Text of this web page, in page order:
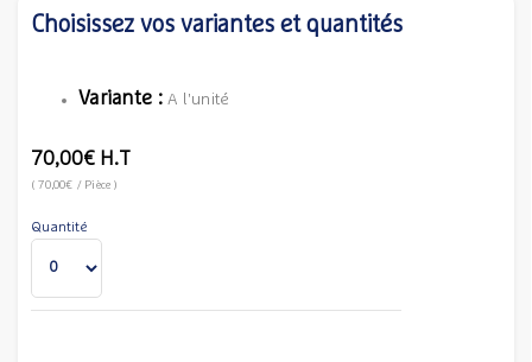
Choisissez vos variantes et quantités
Variante :A l'unité
70,00€ H.T
(70,00€ / Pièce)
Quantité